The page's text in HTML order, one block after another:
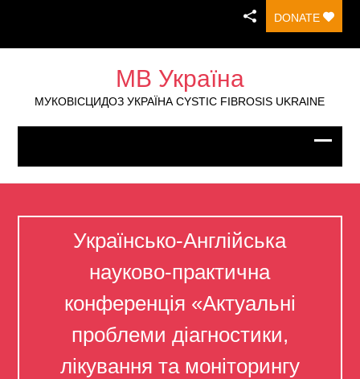
DONATE
МВ Україна
МУКОВІСЦИДОЗ УКРАЇНА CYSTIC FIBROSIS UKRAINE
Українсько-Англійська
науково-практична
конференція «Актуальні
проблеми діагностики,
лікування та моніторингу